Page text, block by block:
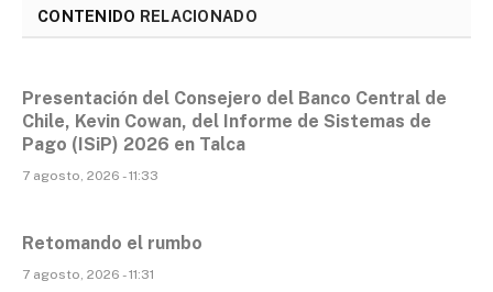
CONTENIDO RELACIONADO
Presentación del Consejero del Banco Central de
Chile, Kevin Cowan, del Informe de Sistemas de
Pago (ISiP) 2026 en Talca
7 agosto, 2026 - 11:33
Retomando el rumbo
7 agosto, 2026 - 11:31